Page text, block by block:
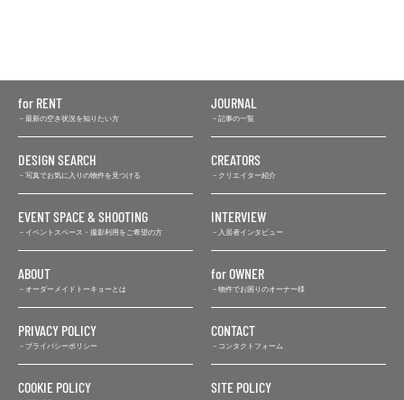
for RENT
最新の空き状況を知りたい方
JOURNAL
記事の一覧
DESIGN SEARCH
写真でお気に入りの物件を見つける
CREATORS
クリエイター紹介
EVENT SPACE & SHOOTING
イベントスペース・撮影利用をご希望の方
INTERVIEW
入居者インタビュー
ABOUT
オーダーメイドトーキョーとは
for OWNER
物件でお困りのオーナー様
PRIVACY POLICY
プライバシーポリシー
CONTACT
コンタクトフォーム
COOKIE POLICY SITE POLICY